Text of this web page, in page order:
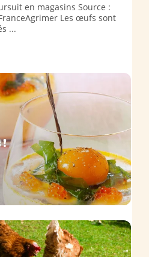
en magasins Source :
Les œufs sont
...
!